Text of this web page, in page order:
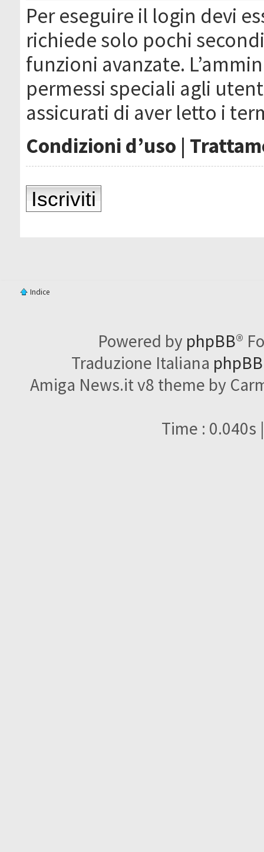
Per eseguire il login devi
richiede solo pochi
funzioni avanzate.
permessi speciali agli
assicurati di aver letto i
Condizioni d’uso |
Iscriviti
Indice
Powered by phpBB®
Traduzione Italiana
Amiga News.it v8 theme by
Time : 0.040s